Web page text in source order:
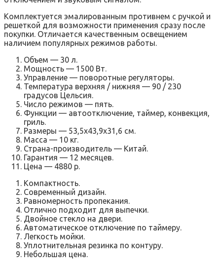
Комплектуется эмалированным противнем с ручкой и
решеткой для возможности применения сразу после
покупки. Отличается качественным освещением
наличием популярных режимов работы.
Объем — 30 л.
Мощность — 1500 Вт.
Управление — поворотные регуляторы.
Температура верхняя / нижняя — 90 / 230
градусов Цельсия.
Число режимов — пять.
Функции — автоотключение, таймер, конвекция,
гриль.
Размеры — 53,5х43,9х31,6 см.
Масса — 10 кг.
Страна-производитель — Китай.
Гарантия — 12 месяцев.
Цена — 4880 р.
Компактность.
Современный дизайн.
Равномерность пропекания.
Отлично подходит для выпечки.
Двойное стекло на двери.
Автоматическое отключение по таймеру.
Легкость мойки.
Уплотнительная резинка по контуру.
Небольшая цена.